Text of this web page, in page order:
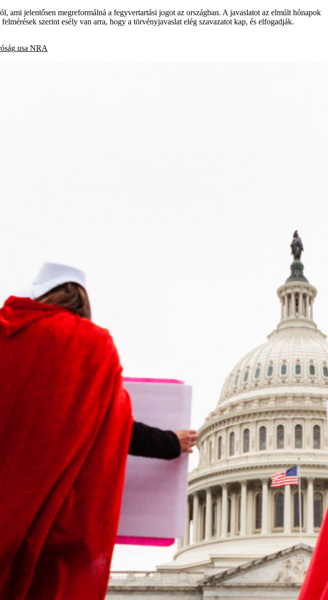
ami jelentősen megreformálná a fegyvertartási jogot az országban. A javaslatot az elmúlt hónapok
szerint esély van arra, hogy a törvényjavaslat elég szavazatot kap, és elfogadják.
usa NRA